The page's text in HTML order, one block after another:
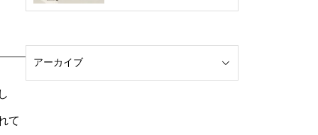
て